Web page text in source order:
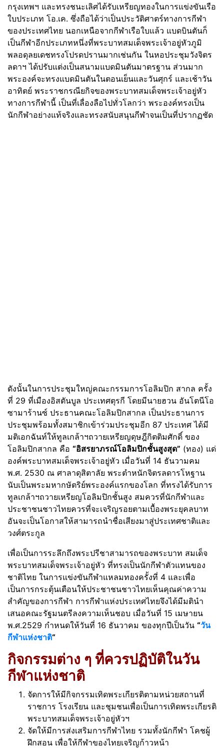
กรุงเทพฯ และทรงชนะเลิศได้รับเหรียญทองในการแข่งขันเรือ
ใบประเภท โอ.เค. ซึ่งถือได้ว่าเป็นประวัติศาตร์ทางการกีฬา
ของประเทศไทย นอกเหนือจากกีฬาเรือใบแล้ว แบดบินตันก็
เป็นกีฬาอีกประเภทหนึ่งที่พระบาทสมเด็จพระเจ้าอยู่หัวภูมิ
พลอดุลยเดชทรงโปรดปรานมากเช่นกัน ในหอประชุมวังจิตร
ลดาฯ ได้ปรับแต่งเป็นสนามแบดมินตันมาตรฐาน ส่วนมาก
พระองค์จะทรงแบดมินตันในตอนเย็นและวันศุกร์ และเช้าวัน
อาทิตย์ พระราชกรณียกิจของพระบาทสมเด็จพระเจ้าอยู่หัว
ทางการกีฬานี้ เป็นที่เลื่องลือไปทั่วโลกว่า พระองค์ทรงเป็น
นักกีฬาอย่างแท้จริงและทรงสนับสนุนกีฬาจนเป็นที่ปรากฏชัด
ดังนั้นในการประชุมใหญ่คณะกรรมการโอลิมปิก สากล ครั้ง
ที่ 29 ที่เมืองอิสตันบูล ประเทศตุรกี โดยมีนายฮวน อันโตนีโอ
ซามาร้านซ์ ประธานคณะโอลิมปิกสากล เป็นประธานการ
ประชุมพร้อมทั้งสมาชิกเข้าร่วมประชุมอีก 87 ประเทศ ได้มี
มติเอกฉันท์ให้ทูลเกล้าฯถวายเหรียญดุษฎีกิตติมศักดิ์ ของ
โอลิมปิกสากล คือ “อิสรยาภรณ์โอลิมปิกชั้นสูงสุด” (ทอง) แด่
องค์พระบาทสมเด็จพระเจ้าอยู่หัว เมื่อวันที่ 14 ธันวามคม
พ.ศ. 2530 ณ ศาลาดุสิตาลัย พระตำหนักจิตรลดารโหฐาน
นับเป็นพระมหากษัตริย์พระองค์แรกของโลก ที่ทรงได้รับการ
ทูลเกล้าฯถวายเหรียญโอลิมปิกชั้นสูง สมควรที่นักกีฬาและ
ประชาชนชาวไทยควรที่จะเจริญรอยตามเบื้องพระยุคลบาท
อันจะเป็นโอกาสให้สามารถนำชื่อเสียงมาสู่ประเทศชาติและ
วงศ์ตระกูล
เพื่อเป็นการระลึกถึงพระปรีชาสามารถของพระบาท สมเด็จ
พระบาทสมเด็จพระเจ้าอยู่หัว ที่ทรงเป็นนักกีฬาตัวแทนของ
ชาติไทย ในการแข่งขันกีฬาแหลมทองครั้งที่ 4 และเพื่อ
เป็นการกระตุ้นเตือนให้ประชาชนชาวไทยเห็นคุณค่าความ
สำคัญของการกีฬา การกีฬาแห่งประเทศไทยจึงได้มีมตินำ
เสนอคณะรัฐมนตรีลงความเห็นชอบ เมื่อวันที่ 15 เมษายน
พ.ศ.2529 กำหนดให้วันที่ 16 ธันวาคม ของทุกปีเป็นวัน “วัน
กีฬาแห่งชาติ“
กิจกรรมต่าง ๆ ที่ควรปฏิบัติในวัน
กีฬาแห่งชาติ
จัดการให้มีกิจกรรมเทิดพระเกียรติตามหน่วยสถานที่
ราชการ โรงเรียน และชุมชนเพื่อเป็นการเทิดพระเกียรติ
พระบาทสมเด็จพระเจ้าอยู่หัวฯ
จัดให้มีการส่งเสริมการกีฬาไทย รวมทั้งนักกีฬา โคชผู้
ฝึกสอน เพื่อให้กีฬาของไทยเจริญก้าวหน้า